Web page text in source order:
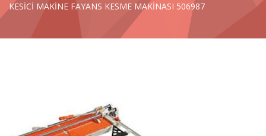
KESİCİ MAKİNE FAYANS KESME MAKİNASI 506987